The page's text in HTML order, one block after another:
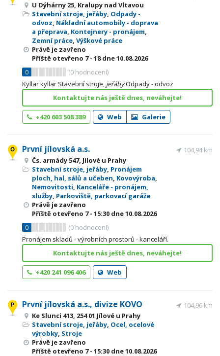
U Dýhárny 25, Kralupy nad Vltavou
Stavební stroje, jeřáby, Odpady -
odvoz, Nákladní automobily - doprava
a přeprava, Kontejnery - pronájem,
Zemní práce, Výškové práce
Právě je zavřeno
Příště otevřeno 7 - 18dne 10.08.2026
0
(0 hodnocení)
Kyllar kyllar Stavební stroje, jeřábyOdpady - odvoz
Kontaktujte nás ještě dnes, neváhejte!
+420 603 508 389 Web Galerie
První jílovská a.s.
Čs. armády 547, Jílové u Prahy
Stavební stroje, jeřáby, Pronájem
ploch, hal, sálů a učeben, Kovovýroba,
Nemovitosti, Kanceláře - pronájem,
služby, Parkoviště, parkovací garáže
Právě je zavřeno
Příště otevřeno 7 - 15:30 dne 10.08.2026
0
(0 hodnocení)
104,94 km
Pronájem skladů - výrobních prostorů - kanceláří.
Kontaktujte nás ještě dnes, neváhejte!
+420 241 096 406 Web
První jílovská a.s., divize KOVO
Ke Slunci 413, 254 01 Jílové u Prahy
Stavební stroje, jeřáby, Ocel, ocelové
výrobky, Stroje
Právě je zavřeno
Příště otevřeno 7 - 15:30 dne 10.08.2026
104,96 km